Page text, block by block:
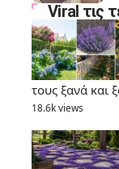
Viral τις
τους ξανά και
18.6k views